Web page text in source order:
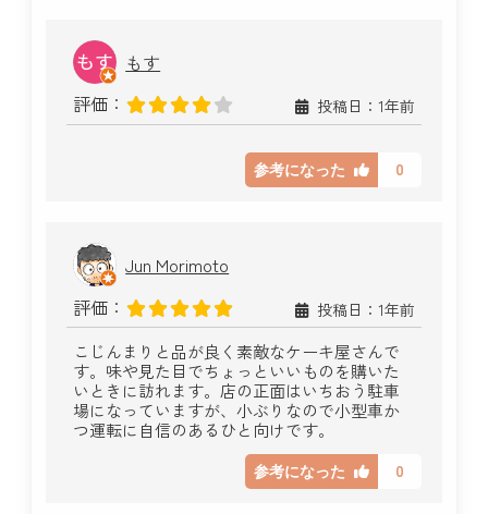
もす
評価：
投稿日：1年前
参考になった 0
Jun Morimoto
評価：
投稿日：1年前
こじんまりと品が良く素敵なケーキ屋さんで
す。味や見た目でちょっといいものを購いた
いときに訪れます。店の正面はいちおう駐車
場になっていますが、小ぶりなので小型車か
つ運転に自信のあるひと向けです。
参考になった 0